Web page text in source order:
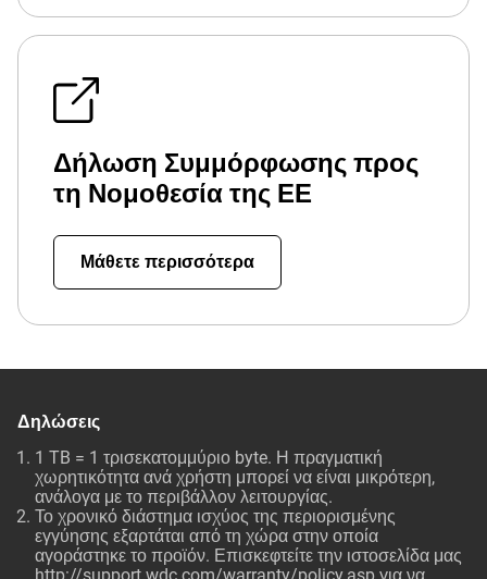
Δήλωση Συμμόρφωσης προς
τη Νομοθεσία της ΕΕ
Μάθετε περισσότερα
Δηλώσεις
1 TB = 1 τρισεκατομμύριο byte. Η πραγματική
χωρητικότητα ανά χρήστη μπορεί να είναι μικρότερη,
ανάλογα με το περιβάλλον λειτουργίας.
Το χρονικό διάστημα ισχύος της περιορισμένης
εγγύησης εξαρτάται από τη χώρα στην οποία
αγοράστηκε το προϊόν. Επισκεφτείτε την ιστοσελίδα μας